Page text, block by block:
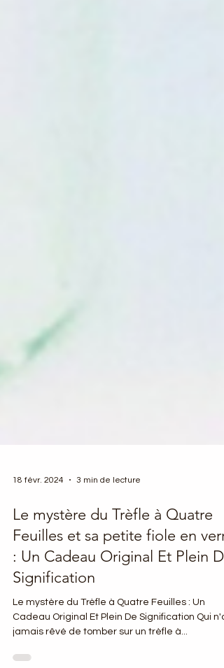
18 févr. 2024 3 min de lecture
Le mystère du Trèfle à Quatre
Feuilles et sa petite fiole en
: Un Cadeau Original Et Plein De
Signification
Le mystère du Trèfle à Quatre Feuilles : Un